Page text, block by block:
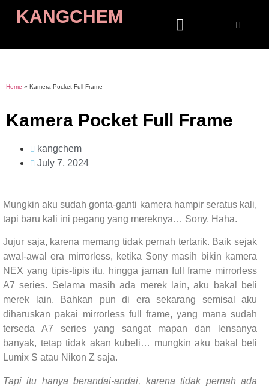
KANGCHEM
Home » Kamera Pocket Full Frame
Kamera Pocket Full Frame
kangchem
July 7, 2024
Mungkin aku sudah gonta-ganti kamera hampir seratus kali,
tapi baru kali ini pegang yang mereknya… Sony. Haha.
Jujur saja, karena memang tidak pernah tertarik. Baik sejak
awal-awal era mirrorless, ketika Sony masih bikin kamera
NEX yang tipis-tipis itu, hingga jaman full frame mirrorless
A7 series. Selama masih ada merek lain, aku bakal beli
merek lain. Bahkan pun di era sekarang semisal aku
diharuskan pakai mirrorless full frame, yang mana sudah
terseda A7 series yang sangat mapan dan lensanya
banyak, tetap tidak akan kubeli… mungkin aku bakal beli
Lumix S atau Nikon Z saja.
Tapi itu hanya berandai-andai, karena tidak pernah ada